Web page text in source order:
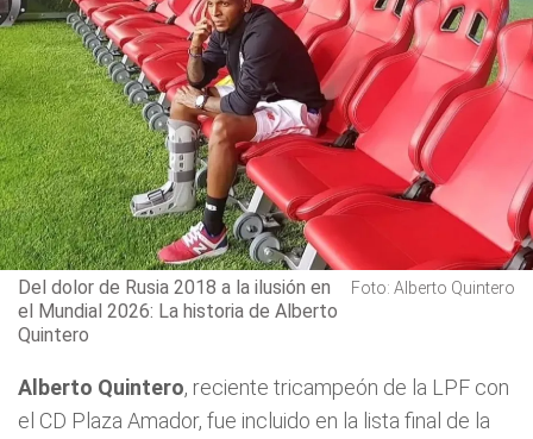
Del dolor de Rusia 2018 a la ilusión en
el Mundial 2026: La historia de Alberto
Quintero
Foto: Alberto Quintero
Alberto Quintero, reciente tricampeón de la LPF con
el CD Plaza Amador, fue incluido en la lista final de la